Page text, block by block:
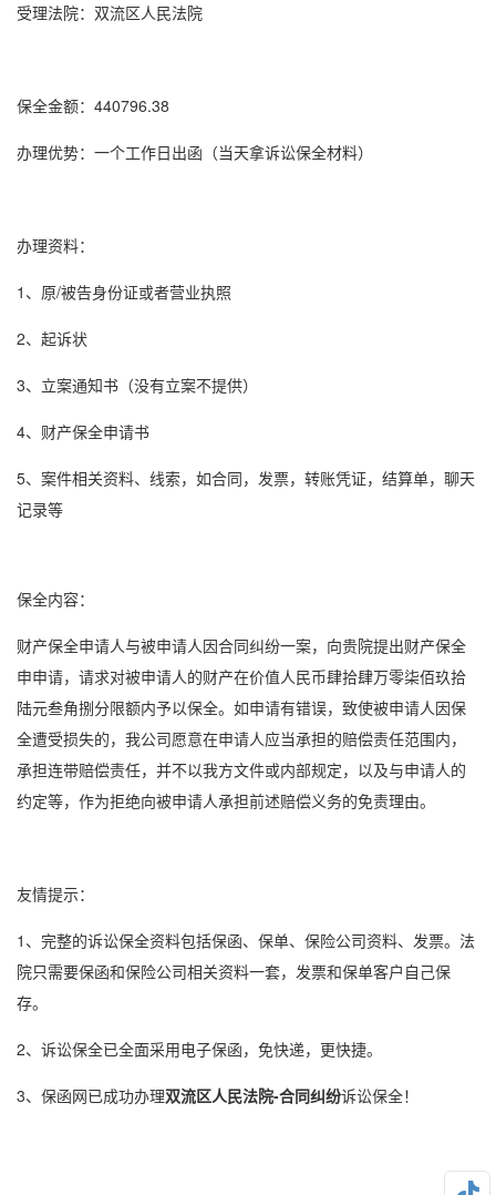
受理法院：双流区人民法院
保全金额：440796.38
办理优势：一个工作日出函（当天拿诉讼保全材料）
办理资料：
1、原/被告身份证或者营业执照
2、起诉状
3、立案通知书（没有立案不提供）
4、财产保全申请书
5、案件相关资料、线索，如合同，发票，转账凭证，结算单，聊天
记录等
保全内容：
财产保全申请人与被申请人因合同纠纷一案，向贵院提出财产保全
申申请，请求对被申请人的财产在价值人民币肆拾肆万零柒佰玖拾
陆元叁角捌分限额内予以保全。如申请有错误，致使被申请人因保
全遭受损失的，我公司愿意在申请人应当承担的赔偿责任范围内，
承担连带赔偿责任，并不以我方文件或内部规定，以及与申请人的
约定等，作为拒绝向被申请人承担前述赔偿义务的免责理由。
友情提示：
1、完整的诉讼保全资料包括保函、保单、保险公司资料、发票。法
院只需要保函和保险公司相关资料一套，发票和保单客户自己保
存。
2、 诉讼保全已全面采用电子保函，免快递，更快捷。
3、保函网已成功办理双流区人民法院-合同纠纷诉讼保全！